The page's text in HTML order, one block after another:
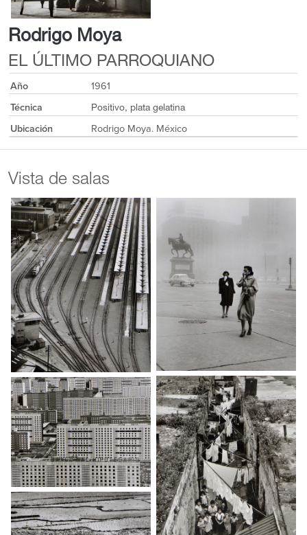
Rodrigo Moya
EL ÚLTIMO PARROQUIANO
Año
1961
Técnica
Positivo, plata gelatina
Ubicación Rodrigo Moya. México
Vista de salas